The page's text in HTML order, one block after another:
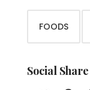
FOODS
Social Share